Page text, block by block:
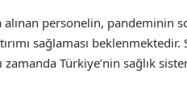
alınan personelin, pandeminin
sağlaması beklenmektedir.
zamanda Türkiye’nin sağlık